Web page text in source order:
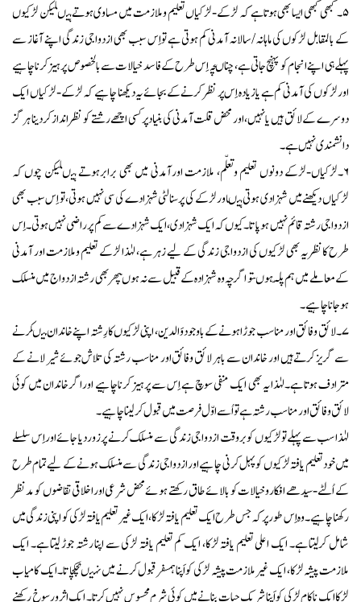
۵۔ کبھی کبھی ایسا بھی ہوتاہے کہ لڑکے-لڑکیاں تعلیم و ملازمت میں مساوی ہوتےہیںلیکن لڑکیوں
کے بالمقابل لڑکوں کی ماہانہ /سالانہ آمدنی کم ہوتی ہے تواِس سبب بھی ازدواجی زندگی اپنے آغاز سے
پہلے ہی اپنے انجام کو پہنچ جاتی ہے، چناںچہ اِس طرح کےفاسد خیالات سے بالخصوص پرہیز کرناچاہیے
اورلڑکوں کی آمدنی کم ہے یازیادہ اِس پر نظر کرنے کے بجائےیہ دیکھنا چاہیے کہ لڑکے-لڑکیاں ایک
دوسرے کے لائق ہیں یا نہیں،اور محض قلت آمدنی کی بنیاد پر کسی اچھے رشتے کو نظرانداز کردینا ہرگز
دانشمندی نہیں ہے۔
۶۔لڑکیاں-لڑکے دونوں تعلیم وتعلّم، ملازمت اورآمدنی میں بھی برابرہوتے ہیںلیکن چوں کہ
لڑکیاں دیکھنے میں شہزادی ہوتی ہیںاورلڑکے کی پرسنالٹی شہزادے کی سی نہیں ہوتی،تو اِس سبب بھی
ازدواجی رشتہ قائم نہیں ہوپاتا۔کیوں کہ ایک شہزادی ،ایک شہزادے سے کم پرراضی نہیں ہوتی ۔اِس
طرح کانظریہ بھی لڑکیوں کی ازدواجی زندگی کے لیے زہر ہے، لہٰذا لڑکے تعلیم وملازمت اور آمدنی
کے معاملے میں ہم پلّہ ہوںتو اگرچہ وہ شہزادہ کے قبیل سے نہ ہوںپھر بھی رشتہ ازدواج میں منسلک
ہوجانا چاہیے۔
۷۔ لائق وفائق اور مناسب جوڑا ہونے کے باوجودوَالدین، اپنی لڑکیوں کارِشتہ اپنےخاندان میںکرنے
سے گریز کرتے ہیں اور خاندان سے باہر لائق وفائق اور مناسب رشتہ کی تلاش جوئے شیر لانے کے
مترادف ہوتا ہے۔لہٰذایہ بھی ایک منفی سوچ ہے اِس سے پرہیز کرناچاہیے اوراگر خاندان میں کوئی
لائق وفائق اور مناسب رشتہ ہے تو اُسے اوّل فرصت میں قبول کرلینا چاہیے۔
لہٰذا سب سے پہلے تولڑکیوں کو بروقت ازدواجی زندگی سے منسلک کرنے پرزور دیا جائے اوراِس سلسلے
میں خودتعلیم یافتہ لڑکیوں کوپہل کرنی چاہیےاور ازدواجی زندگی سے منسلک ہونے کے لیےتمام طرح
کے اُلٹے-سیدھے افکاروخیالات کو بالائے طاق رکھتے ہوئےمحض شرعی اوراخلاقی تقاضوں کو مدنظر
رکھنا چاہیے۔وہ اِس طورپر کہ جس طرح ایک تعلیم یافتہ لڑکا،ایک غیرتعلیم یافتہ لڑکی کو اپنی زندگی میں
شامل کرلیتا ہے۔ ایک اعلی تعلیم یافتہ لڑکا، ایک کم تعلیم یافتہ لڑکی سے اپنا رشتہ جوڑ لیتا ہے۔ ایک
ملازمت پیشہ لڑکا، ایک غیرملازمت پیشہ لڑکی کو اَپنا ہمسفر قبول کرنے میں نہیںہچکچاتا۔ ایک کامیاب
لڑکاایک ناکام لڑکی کو اَپنا شریک حیات بنانے میں کوئی شرم محسوس نہیں کرتا۔ ایک اثرورسوخ رکھنے